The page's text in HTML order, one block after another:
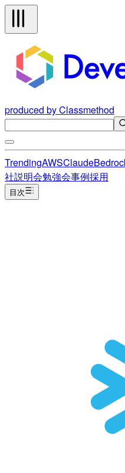
produced by Classmethod
TrendingAWSClaude
社説明会勉強会事例採用
目次